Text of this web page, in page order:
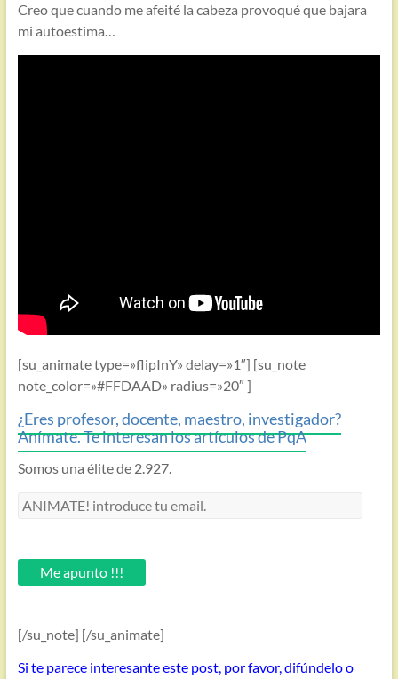
Creo que cuando me afeité la cabeza provoqué que bajara
mi autoestima…
[su_animate type=»flipInY» delay=»1″] [su_note
note_color=»#FFDAAD» radius=»20″ ]
¿Eres profesor, docente, maestro, investigador?
Anímate. Te interesan los artículos de PqA
Somos una élite de 2.927.
ANIMATE!
email.Me apunto !!!
[/su_note] [/su_animate]
Si te parece interesante este post, por favor, difúndelo o